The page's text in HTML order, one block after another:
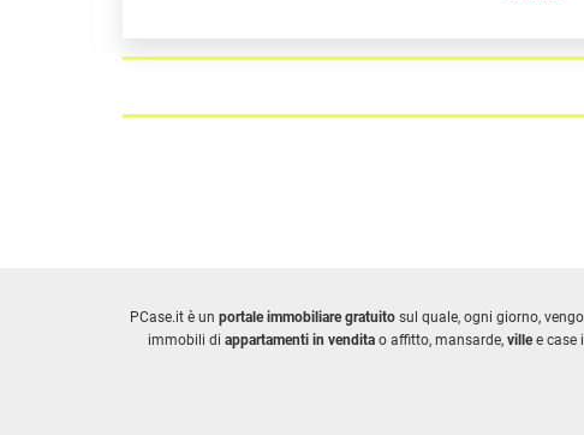
PCase.it è un portale immobiliare gratuito sul quale, ogni giorno,
immobili di appartamenti in venditao affitto, mansarde, villee case